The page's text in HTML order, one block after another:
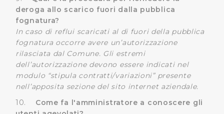
deroga allo scarico fuori dalla pubblica
fognatura?
In caso di reflui scaricati al di fuori della pubblica
fognatura occorre avere un’autorizzazione
rilasciata dal Comune. Gli estremi
dell’autorizzazione devono essere indicati nel
modulo “stipula contratti/variazioni” presente
nell’apposita sezione del sito internet aziendale.
10.
Come fa l'amministratore a conoscere gli